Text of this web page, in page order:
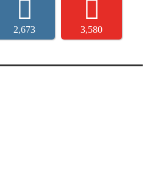
2,673 3,580